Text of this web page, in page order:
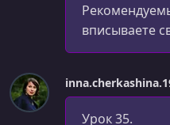
Модуль Slideshow
УРОК 39.
Модуль HTML
вписываете
Урок 35.